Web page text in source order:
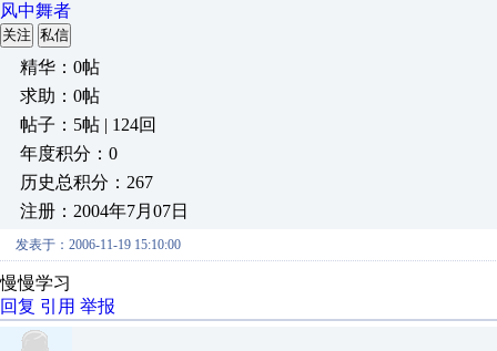
风中舞者
关注 私信
精华：0帖
求助：0帖
帖子：5帖 | 124回
年度积分：0
历史总积分：267
注册：2004年7月07日
发表于：2006-11-19 15:10:00
慢慢学习
回复 引用 举报